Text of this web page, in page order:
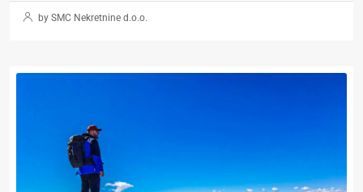
by SMC Nekretnine d.o.o.